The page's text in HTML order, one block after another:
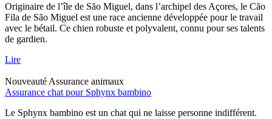
Originaire de l’île de São Miguel, dans l’archipel des Açores, le Cão
Fila de São Miguel est une race ancienne développée pour le travail
avec le bétail. Ce chien robuste et polyvalent, connu pour ses talents
de gardien.
Lire
Nouveauté Assurance animaux
Assurance chat pour Sphynx bambino
Le Sphynx bambino est un chat qui ne laisse personne indifférent.